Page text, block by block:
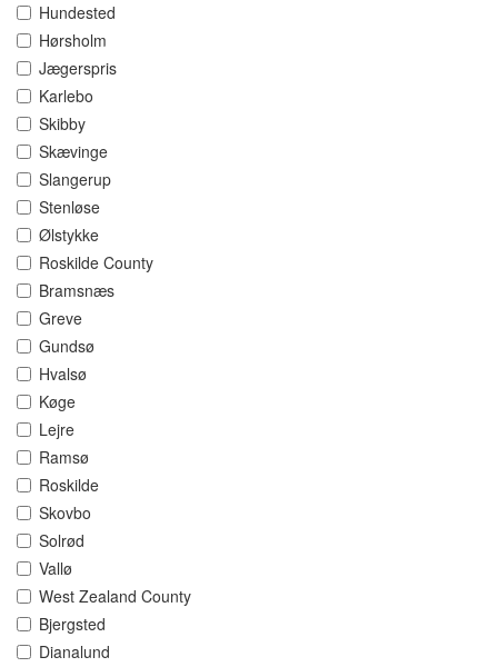
Hundested
Hørsholm
Jægerspris
Karlebo
Skibby
Skævinge
Slangerup
Stenløse
Ølstykke
Roskilde County
Bramsnæs
Greve
Gundsø
Hvalsø
Køge
Lejre
Ramsø
Roskilde
Skovbo
Solrød
Vallø
West Zealand County
Bjergsted
Dianalund